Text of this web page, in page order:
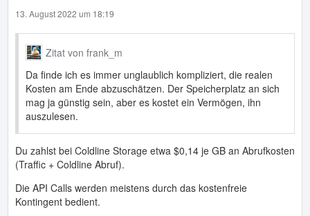
13. August 2022 um 18:19
Zitat von frank_m
Da finde ich es immer unglaublich kompliziert, die realen
Kosten am Ende abzuschätzen. Der Speicherplatz an sich
mag ja günstig sein, aber es kostet ein Vermögen, ihn
auszulesen.
Du zahlst bei Coldline Storage etwa $0,14 je GB an Abrufkosten
(Traffic + Coldline Abruf).
Die API Calls werden meistens durch das kostenfreie
Kontingent bedient.